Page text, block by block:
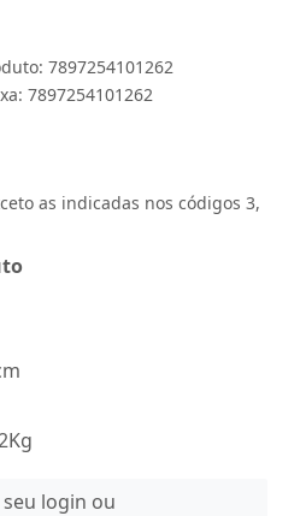
7897254101262
7897254101262
as indicadas nos códigos 3,
seu login ou